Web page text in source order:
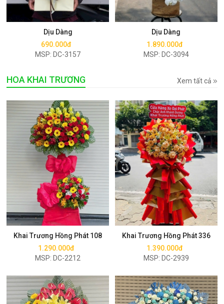
Dịu Dàng
690.000đ
MSP: DC-3157
Mua ngay
Dịu Dàng
1.890.000đ
MSP: DC-3094
Mua ngay
HOA KHAI TRƯƠNG Xem tất cả
Khai Trương Hồng Phát 108
1.290.000đ
MSP: DC-2212
Mua ngay
Khai Trương Hồng Phát 336
1.390.000đ
MSP: DC-2939
Mua ngay